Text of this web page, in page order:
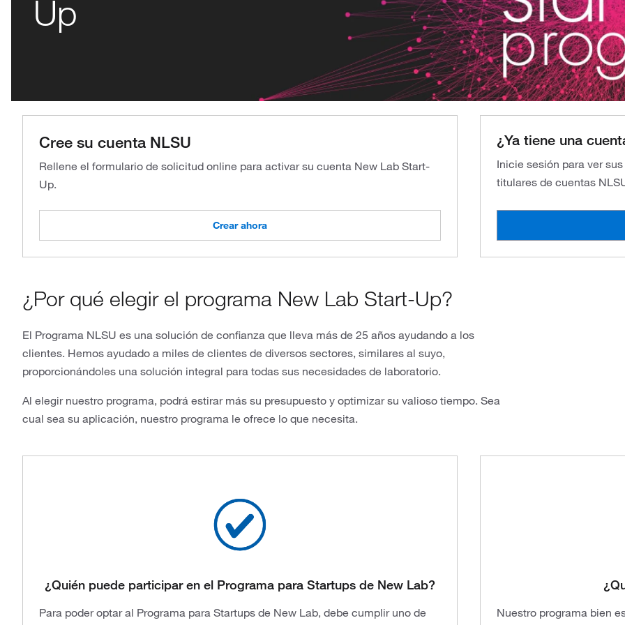
Up
Cree su cuenta NLSU
Rellene el formulario de solicitud online para activar su cuenta New Lab Start-
Up.
Crear ahora
¿Ya tiene una
Inicie sesión para ver
titulares de cuentas
¿Por qué elegir el programa New Lab Start-Up?
El Programa NLSU es una solución de confianza que lleva más de 25 años ayudando a los
clientes. Hemos ayudado a miles de clientes de diversos sectores, similares al suyo,
proporcionándoles una solución integral para todas sus necesidades de laboratorio.
Al elegir nuestro programa, podrá estirar más su presupuesto y optimizar su valioso tiempo. Sea
cual sea su aplicación, nuestro programa le ofrece lo que necesita.
¿Quién puede participar en el Programa para Startups de New Lab?
Para poder optar al Programa para Startups de New Lab, debe cumplir uno de
Nuestro programa bien